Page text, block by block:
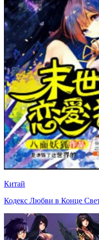
Китай
Кодекс Любви в Конце